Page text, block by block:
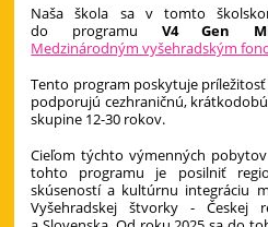
Naša škola sa v tomto
do programu V4 Gen
Medzinárodným vyšehradským
Tento program poskytuje
podporujú cezhraničnú,
skupine 12-30 rokov.
Cieľom týchto výmenných
tohto programu je posilniť
skúseností a kultúrnu integráciu
Vyšehradskej štvorky - Českej